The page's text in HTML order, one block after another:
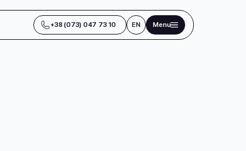
+38 (073) 047 73 10 EN Menu